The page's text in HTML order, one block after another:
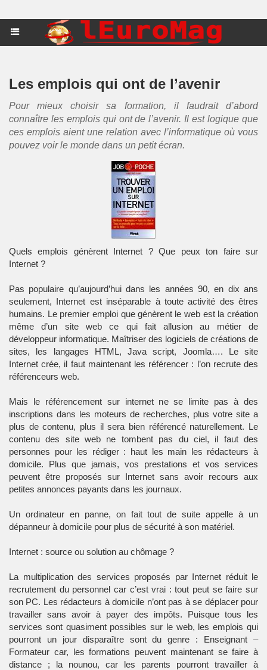
Les emplois qui ont de l’avenir
Pour mieux choisir sa formation, il faudrait d’abord
connaître les emplois qui ont de l’avenir. Il est logique que
ces emplois aient une relation avec l’informatique où vous
pouvez voir le monde dans un petit écran.
Quels emplois génèrent Internet ? Que peux ton faire sur
Internet ?
Pas populaire qu’aujourd’hui dans les années 90, en dix ans
seulement, Internet est inséparable à toute activité des êtres
humains. Le premier emploi que génèrent le web est la création
même d’un site web ce qui fait allusion au métier de
développeur informatique. Maîtriser des logiciels de créations de
sites, les langages HTML, Java script, Joomla…. Le site
Internet crée, il faut maintenant les référencer : l’on recrute des
référenceurs web.
Mais le référencement sur internet ne se limite pas à des
inscriptions dans les moteurs de recherches, plus votre site a
plus de contenu, plus il sera bien référencé naturellement. Le
contenu des site web ne tombent pas du ciel, il faut des
personnes pour les rédiger : haut les main les rédacteurs à
domicile. Plus que jamais, vos prestations et vos services
peuvent être proposés sur Internet sans avoir recours aux
petites annonces payants dans les journaux.
Un ordinateur en panne, on fait tout de suite appelle à un
dépanneur à domicile pour plus de sécurité à son matériel.
Internet : source ou solution au chômage ?
La multiplication des services proposés par Internet réduit le
recrutement du personnel car c’est vrai : tout peut se faire sur
son PC. Les rédacteurs à domicile n’ont pas à se déplacer pour
travailler sans avoir à payer des impôts. Puisque tous les
services sont quasiment possibles sur le web, les emplois qui
pourront un jour disparaître sont du genre : Enseignant –
Formateur car, les formations peuvent maintenant se faire à
distance ; la nounou, car les parents pourront travailler à